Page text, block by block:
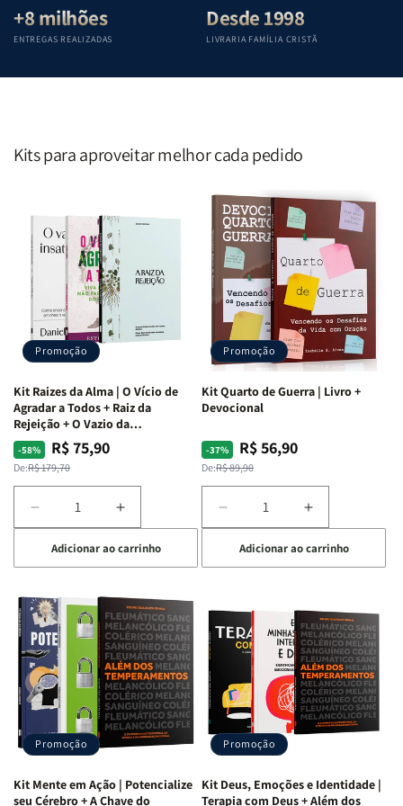
+8 milhões
ENTREGAS REALIZADAS
Desde 1998
LIVRARIA FAMÍLIA CRISTÃ
Kits para aproveitar melhor cada pedido
Promoção
Kit Raizes da Alma | O Vício de
Agradar a Todos + Raiz da
Rejeição + O Vazio da
Insatisfação.
-58%
Preço
normal
De:R$ 179,70
Preço
promocional
R$ 75,90
Diminuir
a
quantidade
de
Raizes
da
Alma
|
O
Vício
Agradar
a
Todos
+
Aumentar
a
quantidade
de
Raizes
da
Alma
|
O
Vício
de
Agradar
Todos
+
Adicionar ao carrinho
Promoção
Kit Quarto de Guerra | Livro +
Devocional
-37%
Preço
normal
De:R$ 89,90
Preço
promocional
R$ 56,90
Diminuir
a
quantidade
de
Quarto
de
Guerra
Livro
+
Devocional
Aumentar
a
quantidade
de
Quarto
de
Guerra
|
Livro
+
Devocional
Adicionar ao carrinho
Promoção
Kit Mente em Ação | Potencialize
seu Cérebro + A Chave do
Promoção
Kit Deus, Emoções e Identidade |
Terapia com Deus + Além dos